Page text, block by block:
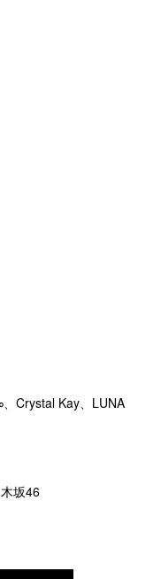
Crystal Kay、LUNA
坂46